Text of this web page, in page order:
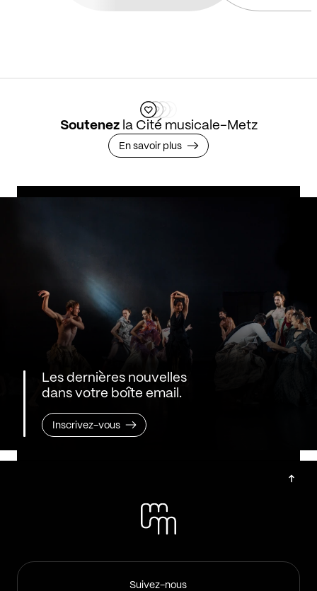
Soutenezla Cité musicale-Metz
En savoir plus
Les dernières nouvelles
dans votre boîte email.
Inscrivez-vous
Suivez-nous